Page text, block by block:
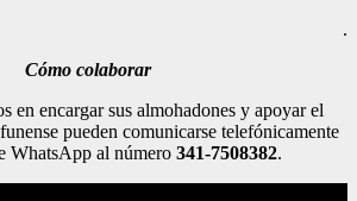
.
Cómo colaborar
en encargar sus almohadones y apoyar el
pueden comunicarse telefónicamente
WhatsApp al número 341-7508382.